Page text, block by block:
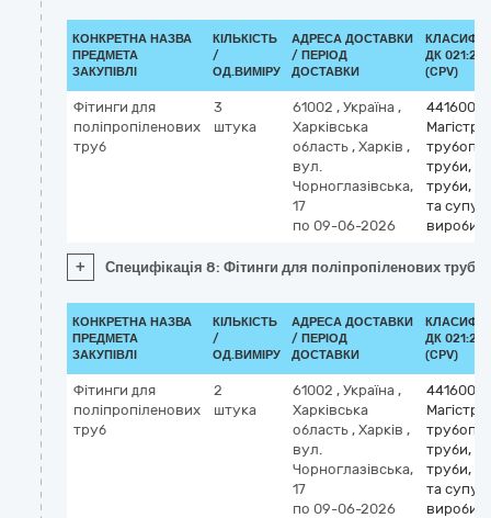
КОНКРЕТНА НАЗВА
ПРЕДМЕТА
ЗАКУПІВЛІ
КІЛЬКІСТЬ
/
ОД.ВИМІРУ
АДРЕСА ДОСТАВКИ
/ ПЕРІОД
ДОСТАВКИ
ДК
(CPV)
Фітинги для
поліпропіленових
труб
3
штука
61002 , Україна ,
Харківська
область , Харків ,
вул.
Чорноглазівська,
17
по 09-06-2026
труби,
труби,
та
вироби
+ Специфікація 8: Фітинги для поліпропіленових труб
КОНКРЕТНА НАЗВА
ПРЕДМЕТА
ЗАКУПІВЛІ
КІЛЬКІСТЬ
/
ОД.ВИМІРУ
АДРЕСА ДОСТАВКИ
/ ПЕРІОД
ДОСТАВКИ
ДК
(CPV)
Фітинги для
поліпропіленових
труб
2
штука
61002 , Україна ,
Харківська
область , Харків ,
вул.
Чорноглазівська,
17
по 09-06-2026
труби,
труби,
та
вироби